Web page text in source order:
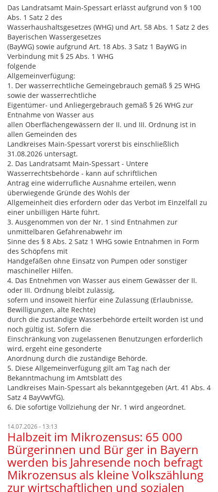
Das Landratsamt Main-Spessart erlässt aufgrund von § 100
Abs. 1 Satz 2 des
Wasserhaushaltsgesetzes (WHG) und Art. 58 Abs. 1 Satz 2 des
Bayerischen Wassergesetzes
(BayWG) sowie aufgrund Art. 18 Abs. 3 Satz 1 BayWG in
Verbindung mit § 25 Abs. 1 WHG
folgende
Allgemeinverfügung:
1. Der wasserrechtliche Gemeingebrauch gemäß § 25 WHG
sowie der wasserrechtliche
Eigentümer- und Anliegergebrauch gemäß § 26 WHG zur
Entnahme von Wasser aus
allen Oberflächengewässern der II. und III. Ordnung ist in
allen Gemeinden des
Landkreises Main-Spessart vorerst bis einschließlich
31.08.2026 untersagt.
2. Das Landratsamt Main-Spessart - Untere
Wasserrechtsbehörde - kann auf schriftlichen
Antrag eine widerrufliche Ausnahme erteilen, wenn
überwiegende Gründe des Wohls der
Allgemeinheit dies erfordern oder das Verbot im Einzelfall zu
einer unbilligen Härte führt.
3. Ausgenommen von der Nr. 1 sind Entnahmen zur
unmittelbaren Gefahrenabwehr im
Sinne des § 8 Abs. 2 Satz 1 WHG sowie Entnahmen in Form
des Schöpfens mit
Handgefäßen ohne Einsatz von Pumpen oder sonstiger
maschineller Hilfen.
4. Das Entnehmen von Wasser aus einem Gewässer der II.
oder III. Ordnung bleibt zulässig,
sofern und insoweit hierfür eine Zulassung (Erlaubnisse,
Bewilligungen, alte Rechte)
durch die zuständige Wasserbehörde erteilt worden ist und
noch gültig ist. Sofern die
Einschränkung von zugelassenen Benutzungen erforderlich
wird, ergeht eine gesonderte
Anordnung durch die zuständige Behörde.
5. Diese Allgemeinverfügung gilt am Tag nach der
Bekanntmachung im Amtsblatt des
Landkreises Main-Spessart als bekanntgegeben (Art. 41 Abs. 4
Satz 4 BayVwVfG).
6. Die sofortige Vollziehung der Nr. 1 wird angeordnet.
14.07.2026 - 13:13
Halbzeit im Mikrozensus: 65 000
Bürgerinnen und Bür ger in Bayern
werden bis Jahresende noch befragt
Mikrozensus als kleine Volkszählung
zur wirtschaftlichen und sozialen